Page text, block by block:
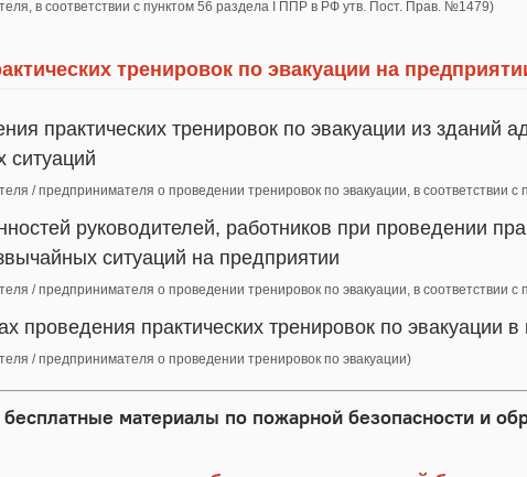
в соответствии с пунктом 56 раздела I ППР в РФ утв. Пост. Прав. №1479)
тренировок по эвакуации на
практических тренировок по эвакуации из зданий
ситуаций
/ предпринимателя о проведении тренировок по эвакуации, в
руководителей, работников при проведении
ситуаций на предприятии
/ предпринимателя о проведении тренировок по эвакуации, в
проведения практических тренировок по эвакуации
/ предпринимателя о проведении тренировок по эвакуации)
материалы по пожарной безопасности и